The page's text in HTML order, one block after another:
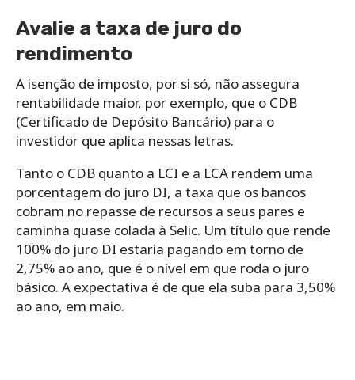
Avalie a taxa de juro do
rendimento
A isenção de imposto, por si só, não assegura
rentabilidade maior, por exemplo, que o CDB
(Certificado de Depósito Bancário) para o
investidor que aplica nessas letras.
Tanto o CDB quanto a LCI e a LCA rendem uma
porcentagem do juro DI, a taxa que os bancos
cobram no repasse de recursos a seus pares e
caminha quase colada à Selic. Um título que rende
100% do juro DI estaria pagando em torno de
2,75% ao ano, que é o nível em que roda o juro
básico. A expectativa é de que ela suba para 3,50%
ao ano, em maio.